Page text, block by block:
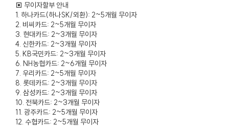
▣ 무이자할부 안내
1. 하나카드(하나SK/외환): 2~5개월 무이자
2. 비씨카드: 2~5개월 무이자
3. 현대카드: 2~3개월 무이자
4. 신한카드: 2~3개월 무이자
5. KB국민카드: 2~3개월 무이자
6. NH농협카드: 2~6개월 무이자
7. 우리카드: 2~5개월 무이자
8. 롯데카드: 2~3개월 무이자
9. 삼성카드: 2~3개월 무이자
10. 전북카드: 2~3개월 무이자
11. 광주카드: 2~5개월 무이자
12. 수협카드: 2~5개월 무이자